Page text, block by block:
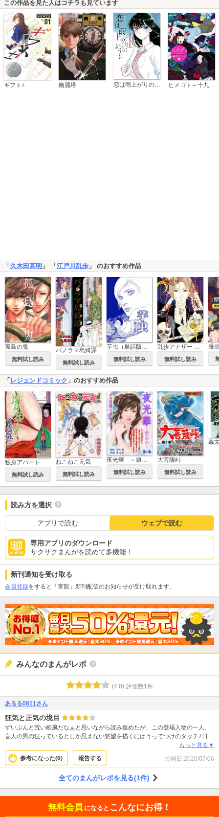
この作品を見た人はコチラも見ています
ギフト± 幽麗塔 恋は雨上がりのように
「 久木田高明 」 「 江戸川乱歩 」 のおすすめ作品
孤島の鬼
無料試し読み
パノラマ島綺譚
無料試し読み
芋虫（単話版）＜処刑される女たち～肉削ぎ・四肢切断～＞
無料試し読み
乱歩アナザー ―明智小五郎狂詩曲―
無料試し読み
「 レジェンドコミック 」のおすすめ作品
独身アパートどくだみ荘
無料試し読み
ねこねこ元気
無料試し読み
夜光華 ～銀座堕天処女～
無料試し読み
大菩薩峠
無料試し読み
読み方を選択
アプリで読む ウェブで読む
専用アプリのダウンロード
サクサクまんがを読めて多機能！
新刊通知を受け取る
会員登録をすると「盲獣」新刊配信のお知らせが受け取れます。
みんなのまんがレポ
(4.0) 評価数1件
あるる0811さん
狂気と正気の境目
ずいぶんと荒い画風だなぁと思いながら読み進めたが、この登場人物の一人、
盲人の男の狂っているとしか思えない慾望を描くにはうってつけのタッチ7日
も、と引き込まれ読み続けるうちになんか納得してしまった。7巻まであっとい
う間に読み終わってしまったが、この先の展開がすんごく気になる！麗子お嬢
様の手に余るこの狂気から、彼女が以下に逃れられるか、この狂獣に呑み込ま
もっと見る▼
参考になった(6) 報告する 公開日:2020/07/06
全てのまんがレポを見る(1件)
無料会員 になると こんなにお得！